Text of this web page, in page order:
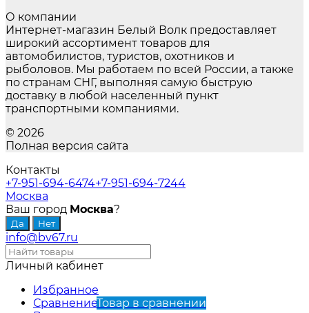
О компании
Интернет-магазин Белый Волк предоставляет
широкий ассортимент товаров для
автомобилистов, туристов, охотников и
рыболовов. Мы работаем по всей России, а также
по странам СНГ, выполняя самую быструю
доставку в любой населенный пункт
транспортными компаниями.
© 2026
Полная версия сайта
Контакты
+7-951-694-6474+7-951-694-7244
Москва
Ваш город Москва?
info@bv67.ru
Личный кабинет
Избранное
СравнениеТовар в сравнении